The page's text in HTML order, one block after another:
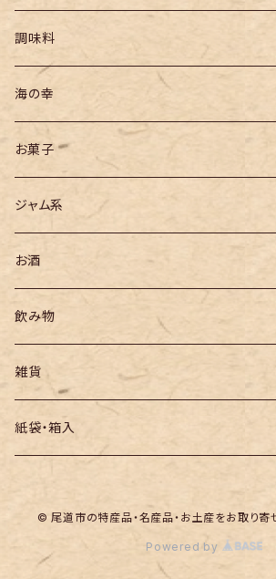
調味料
海の幸
お菓子
ジャム系
お酒
飲み物
雑貨
紙袋・箱入
© 尾道市の特産品・名産品・お土産をお取り寄
Powered by